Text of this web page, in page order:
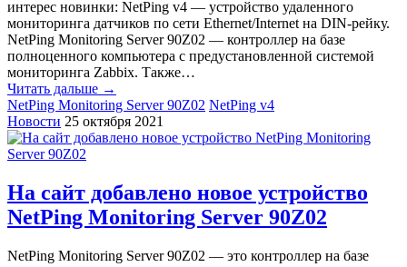
интерес новинки: NetPing v4 — устройство удаленного
мониторинга датчиков по сети Ethernet/Internet на DIN-рейку.
NetPing Monitoring Server 90Z02 — контроллер на базе
полноценного компьютера с предустановленной системой
мониторинга Zabbix. Также…
Читать дальше →
NetPing Monitoring Server 90Z02 NetPing v4
Новости 25 октября 2021
На сайт добавлено новое устройство
NetPing Monitoring Server 90Z02
NetPing Monitoring Server 90Z02 — это контроллер на базе